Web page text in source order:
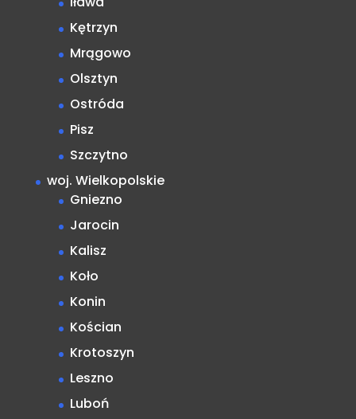
Kętrzyn
Mrągowo
Olsztyn
Ostróda
Pisz
Szczytno
woj. Wielkopolskie
Gniezno
Jarocin
Kalisz
Koło
Konin
Kościan
Krotoszyn
Leszno
Luboń